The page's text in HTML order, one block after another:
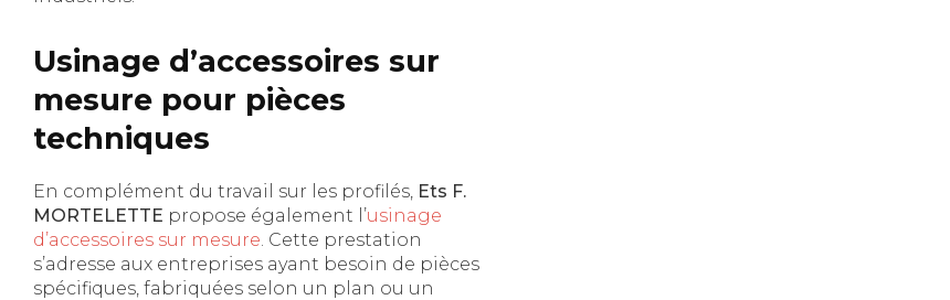
Usinage d’accessoires sur
mesure pour pièces
techniques
En complément du travail sur les profilés, Ets F.
MORTELETTE propose également l’usinage
d’accessoires sur mesure . Cette prestation
s’adresse aux entreprises ayant besoin de pièces
spécifiques, fabriquées selon un plan ou un